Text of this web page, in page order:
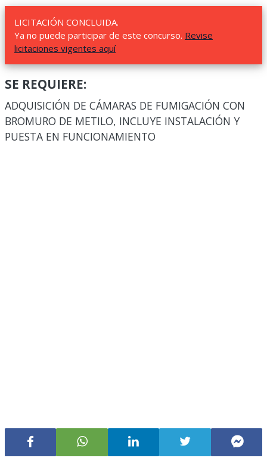
LICITACIÓN CONCLUIDA.
Ya no puede participar de este concurso. Revise
licitaciones vigentes aquí
SE REQUIERE:
ADQUISICIÓN DE CÁMARAS DE FUMIGACIÓN CON
BROMURO DE METILO, INCLUYE INSTALACIÓN Y
PUESTA EN FUNCIONAMIENTO